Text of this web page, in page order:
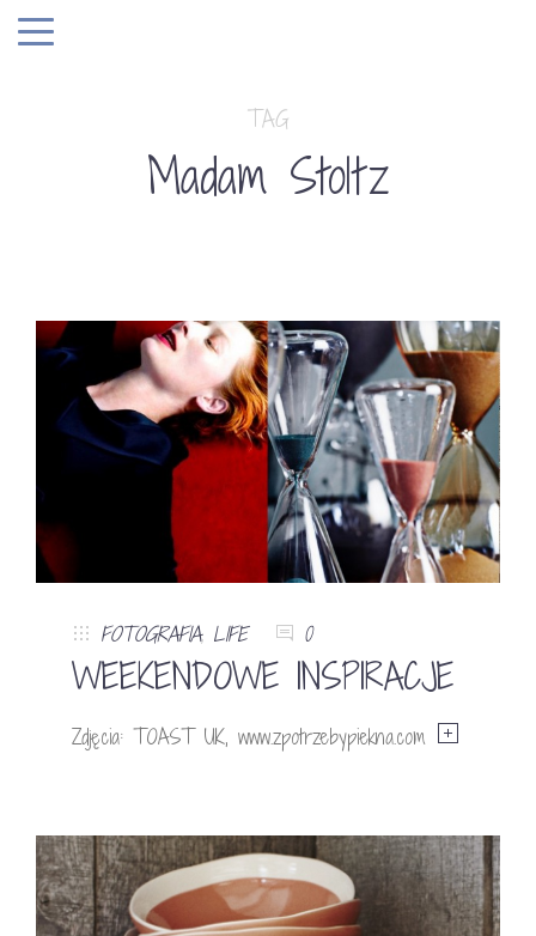
TAG
Madam Stoltz
FOTOGRAFIA, LIFE 0
WEEKENDOWE INSPIRACJE
Zdjęcia: TOAST UK, www.zpotrzebypiekna.com